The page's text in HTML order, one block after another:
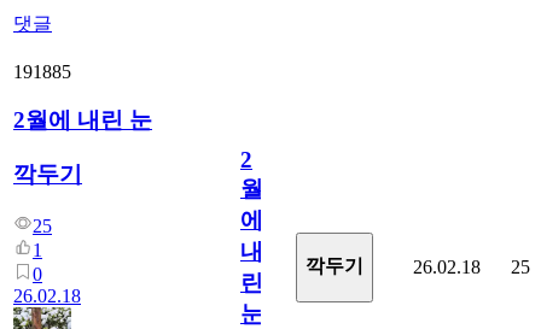
댓글
191885
2월에 내린 눈
깍두기
25
1
0
26.02.18
2
월
에
내
린
눈
깍두기 26.02.18 25